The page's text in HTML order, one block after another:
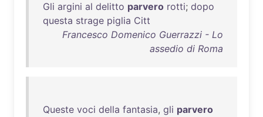
Gli argini al delitto parvero rotti; dopo
questa strage piglia Citt
Francesco Domenico Guerrazzi - Lo
assedio di Roma
Queste voci della fantasia, gli parvero